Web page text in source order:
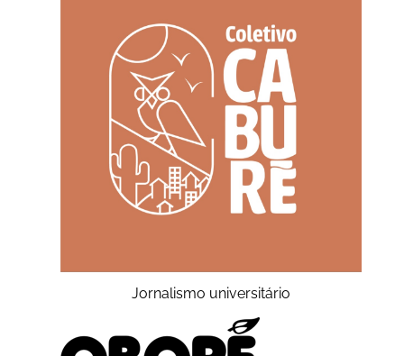
Jornalismo universitário